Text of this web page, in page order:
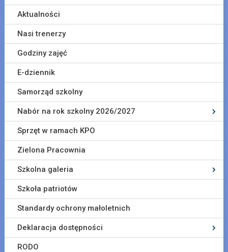
Aktualności
Nasi trenerzy
Godziny zajęć
E-dziennik
Samorząd szkolny
Nabór na rok szkolny 2026/2027
Sprzęt w ramach KPO
Zielona Pracownia
Szkolna galeria
Szkoła patriotów
Standardy ochrony małoletnich
Deklaracja dostępności
RODO